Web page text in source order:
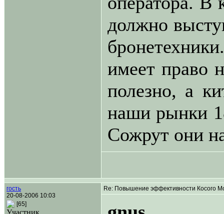
должно
имеет право
полезно, а
наши рынки
Сожрут они
гость
20-08-2006 10:03
[65]
Re: Повышение эффективности Косого